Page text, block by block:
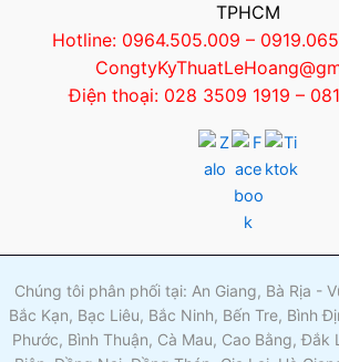
TPHCM
Hotline: 0964.505.009 –
Điện thoại: 028 3509 1919 –
Chúng tôi phân phối tại: An Giang, Bà Rịa -
Bắc Kạn, Bạc Liêu, Bắc Ninh, Bến Tre, Bình
Phước, Bình Thuận, Cà Mau, Cao Bằng,